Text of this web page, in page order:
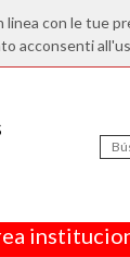
con le tue
acconsenti